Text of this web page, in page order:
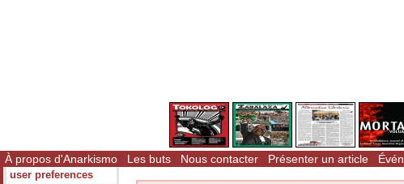
À propos d'Anarkismo Les buts Nous contacter Présenter un article
user preferences